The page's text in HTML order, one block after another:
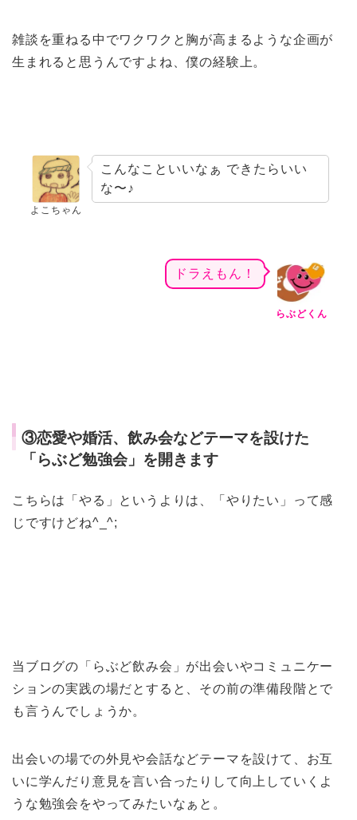
雑談を重ねる中でワクワクと胸が高まるような企画が
生まれると思うんですよね、僕の経験上。
よこちゃん
こんなこといいなぁ できたらいい
な〜♪
らぶどくん
ドラえもん！
③恋愛や婚活、飲み会などテーマを設けた
「らぶど勉強会」を開きます
こちらは「やる」というよりは、「やりたい」って感
じですけどね^_^;
当ブログの「らぶど飲み会」が出会いやコミュニケー
ションの実践の場だとすると、その前の準備段階とで
も言うんでしょうか。
出会いの場での外見や会話などテーマを設けて、お互
いに学んだり意見を言い合ったりして向上していくよ
うな勉強会をやってみたいなぁと。